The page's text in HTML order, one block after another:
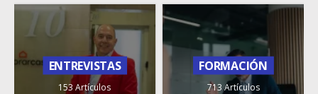
ENTREVISTAS
153 Artículos
FORMACIÓN
713 Artículos